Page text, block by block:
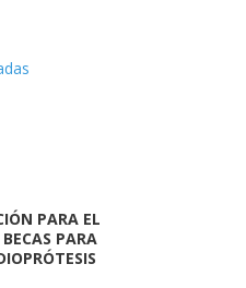
PARA EL
PARA